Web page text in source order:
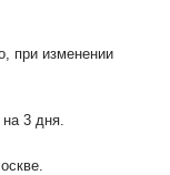
при изменении
на 3 дня.